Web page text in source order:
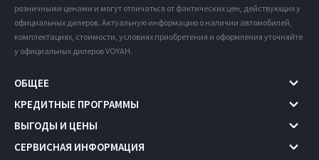
розничными ценами и могут отличаться от фактических цен, действующих у
официальных дилеров. Актуальную информацию о наличии автомобилей,
комплектациях, стоимости, условиях приобретения и оформления уточняйте
у официальных дилеров VOYAH.
ОБЩЕЕ
КРЕДИТНЫЕ ПРОГРАММЫ
ВЫГОДЫ И ЦЕНЫ
СЕРВИСНАЯ ИНФОРМАЦИЯ